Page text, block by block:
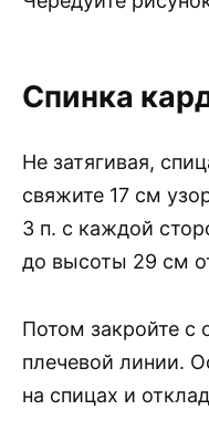
Спинка
Не затягивая,
свяжите 17 см
3 п. с каждой
до высоты 29 см
Потом закройте с
плечевой линии.
на спицах и